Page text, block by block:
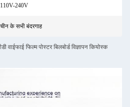
110V-240V
चीन के सभी बंदरगाह
फिल्म पोस्टर बिलबोर्ड विज्ञापन कियोस्क